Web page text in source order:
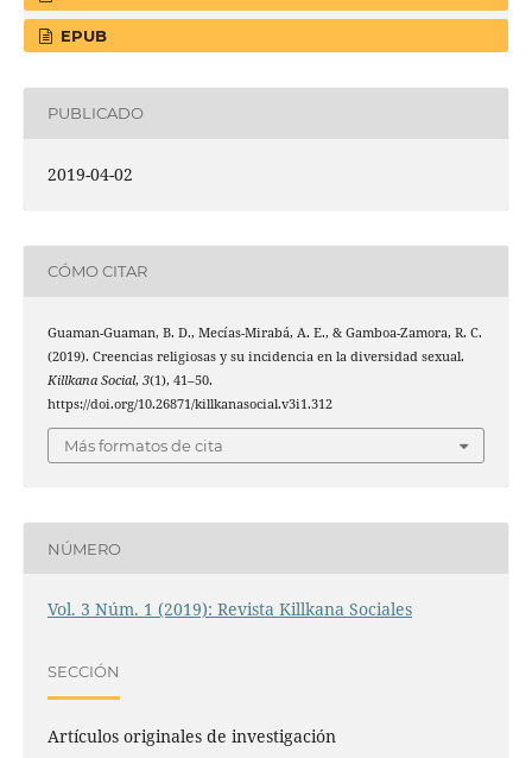
EPUB
PUBLICADO
2019-04-02
CÓMO CITAR
Guaman-Guaman, B. D., Mecías-Mirabá, A. E., & Gamboa-Zamora, R. C.
(2019). Creencias religiosas y su incidencia en la diversidad sexual.
Killkana Social, 3(1), 41–50.
https://doi.org/10.26871/killkanasocial.v3i1.312
Más formatos de cita
NÚMERO
Vol. 3 Núm. 1 (2019): Revista Killkana Sociales
SECCIÓN
Artículos originales de investigación